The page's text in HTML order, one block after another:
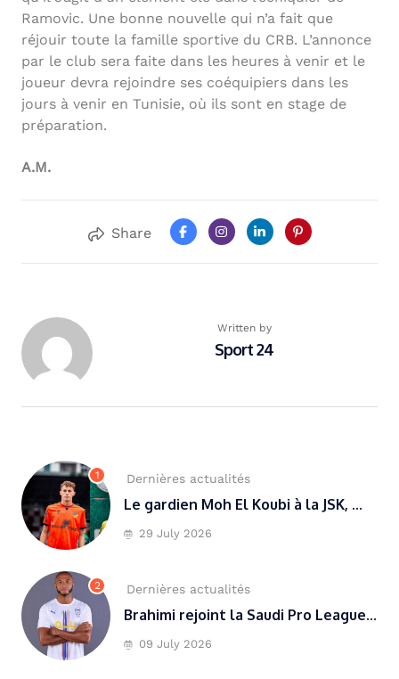
Ramovic. Une bonne nouvelle qui n’a fait que
réjouir toute la famille sportive du CRB. L’annonce
par le club sera faite dans les heures à venir et le
joueur devra rejoindre ses coéquipiers dans les
jours à venir en Tunisie, où ils sont en stage de
préparation.
A.M.
Share
Written by
Sport 24
1 Dernières actualités
Le gardien Moh El Koubi à la JSK, ...
29 July 2026
2 Dernières actualités
Brahimi rejoint la Saudi Pro League...
09 July 2026